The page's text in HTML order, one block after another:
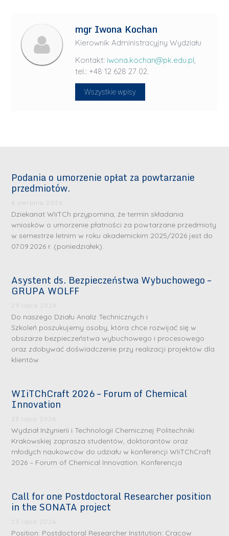
mgr Iwona Kochan
Kierownik Administracyjny Wydziału
Kontakt: iwona.kochan@pk.edu.pl,
tel.: +48 12 628 27 02.
Wszystkie wpisy
Podania o umorzenie opłat za powtarzanie
przedmiotów.
6 sierpnia 2026
Dziekanat WIiTCh przypomina, że termin składania
wniosków o umorzenie płatności za powtarzane przedmioty
w semestrze letnim w roku akademickim 2025/2026 jest do
07.09.2026 r. (poniedziałek).
Asystent ds. Bezpieczeństwa Wybuchowego –
GRUPA WOLFF
29 lipca 2026
Do naszego Działu Analiz Technicznych i
Szkoleń poszukujemy osoby, która chce rozwijać się w
obszarze bezpieczeństwa wybuchowego i procesowego
oraz zdobywać doświadczenie przy realizacji projektów dla
klientów
WIiTChCraft 2026 – Forum of Chemical
Innovation
23 lipca 2026
Wydział Inżynierii i Technologii Chemicznej Politechniki
Krakowskiej zaprasza studentów, doktorantów oraz
młodych naukowców do udziału w konferencji WIiTChCraft
2026 – Forum of Chemical Innovation. Konferencja
Call for one Postdoctoral Researcher position
in the SONATA project
23 lipca 2026
Position: Postdoctoral Researcher Institution: Cracow